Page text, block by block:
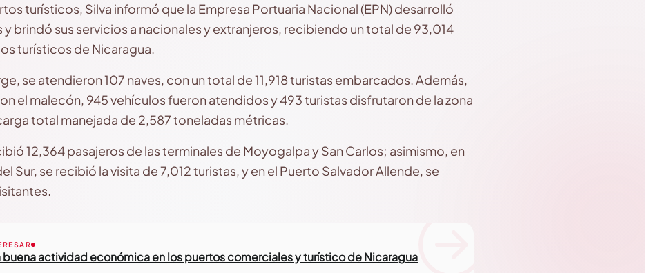
turísticos, Silva informó que la Empresa Portuaria Nacional (EPN) desarrolló
brindó sus servicios a nacionales y extranjeros, recibiendo un total de 93,014
turísticos de Nicaragua.
se atendieron 107 naves, con un total de 11,918 turistas embarcados. Además,
el malecón, 945 vehículos fueron atendidos y 493 turistas disfrutaron de la zona
total manejada de 2,587 toneladas métricas.
12,364 pasajeros de las terminales de Moyogalpa y San Carlos; asimismo, en
Sur, se recibió la visita de 7,012 turistas, y en el Puerto Salvador Allende, se
buena actividad económica en los puertos comerciales y turístico de Nicaragua